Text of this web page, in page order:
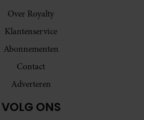
Over Royalty
Klantenservice
Abonnementen
Contact
Adverteren
VOLG ONS